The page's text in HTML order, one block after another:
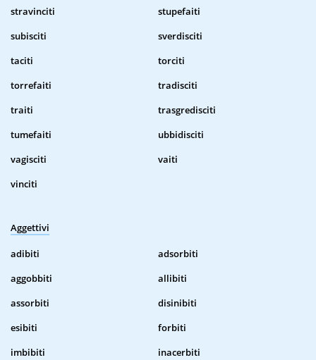
stravinciti
stupefaiti
subisciti
sverdisciti
taciti
torciti
torrefaiti
tradisciti
traiti
trasgredisciti
tumefaiti
ubbidisciti
vagisciti
vaiti
vinciti
Aggettivi
adibiti
adsorbiti
aggobbiti
allibiti
assorbiti
disinibiti
esibiti
forbiti
imbibiti
inacerbiti